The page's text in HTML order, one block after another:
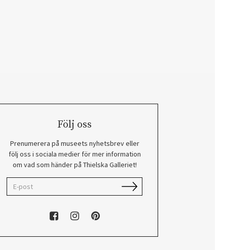
Följ oss
Prenumerera på museets nyhetsbrev eller
följ oss i sociala medier för mer information
om vad som händer på Thielska Galleriet!